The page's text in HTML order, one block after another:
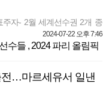
자- 2월 세계선수권 2개 종
2024-07-22 오후 7:46
수들, 2024 파리 올림픽
…마르세유서 일낸